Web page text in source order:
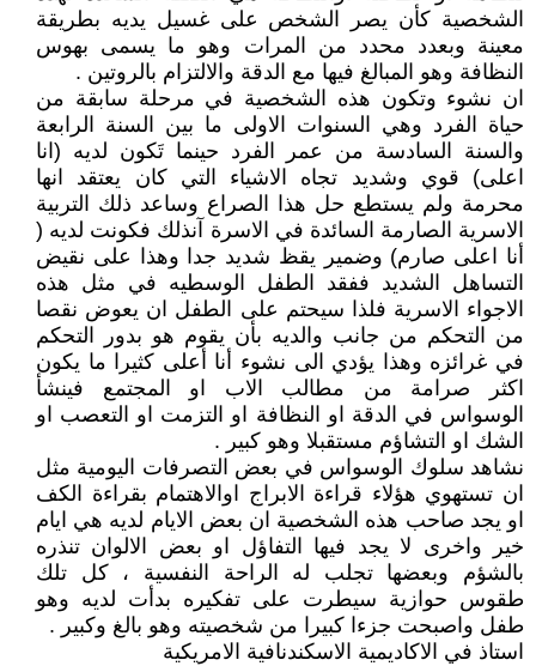
الشخصية كأن يصر الشخص على غسيل يديه بطريقة
معينة وبعدد محدد من المرات وهو ما يسمى بهوس
النظافة وهو المبالغ فيها مع الدقة والالتزام بالروتين .
ان نشوء وتكون هذه الشخصية في مرحلة سابقة من
حياة الفرد وهي السنوات الاولى ما بين السنة الرابعة
والسنة السادسة من عمر الفرد حينما تَكون لديه (انا
اعلى) قوي وشديد تجاه الاشياء التي كان يعتقد انها
محرمة ولم يستطع حل هذا الصراع وساعد ذلك التربية
الاسرية الصارمة السائدة في الاسرة آنذلك فكونت لديه (
أنا اعلى صارم) وضمير يقظ شديد جدا وهذا على نقيض
التساهل الشديد ففقد الطفل الوسطيه في مثل هذه
الاجواء الاسرية فلذا سيحتم على الطفل ان يعوض نقصا
من التحكم من جانب والديه بأن يقوم هو بدور التحكم
في غرائزه وهذا يؤدي الى نشوء أنا أعلى كثيرا ما يكون
اكثر صرامة من مطالب الاب او المجتمع فينشأ
الوسواس في الدقة او النظافة او التزمت او التعصب او
الشك او التشاؤم مستقبلا وهو كبير .
نشاهد سلوك الوسواس في بعض التصرفات اليومية مثل
ان تستهوي هؤلاء قراءة الابراج اوالاهتمام بقراءة الكف
او يجد صاحب هذه الشخصية ان بعض الايام لديه هي ايام
خير واخرى لا يجد فيها التفاؤل او بعض الالوان تنذره
بالشؤم وبعضها تجلب له الراحة النفسية ، كل تلك
طقوس حوازية سيطرت على تفكيره بدأت لديه وهو
طفل واصبحت جزءا كبيرا من شخصيته وهو بالغ وكبير .
استاذ في الاكاديمية الاسكندنافية الامريكية